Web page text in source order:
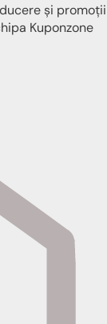
și promoții
Kuponzone